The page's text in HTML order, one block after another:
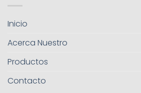
Inicio
Acerca Nuestro
Productos
Contacto